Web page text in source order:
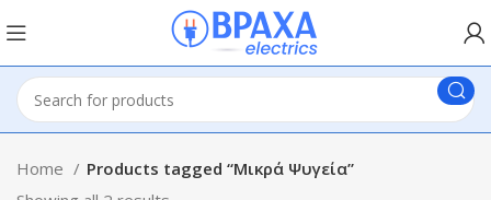
Home
Products tagged “Μικρά Ψυγεία”